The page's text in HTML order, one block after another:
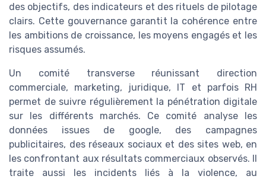
des objectifs, des indicateurs et des rituels de pilotage
clairs. Cette gouvernance garantit la cohérence entre
les ambitions de croissance, les moyens engagés et les
risques assumés.
Un comité transverse réunissant direction
commerciale, marketing, juridique, IT et parfois RH
permet de suivre régulièrement la pénétration digitale
sur les différents marchés. Ce comité analyse les
données issues de google, des campagnes
publicitaires, des réseaux sociaux et des sites web, en
les confrontant aux résultats commerciaux observés. Il
traite aussi les incidents liés à la violence, au